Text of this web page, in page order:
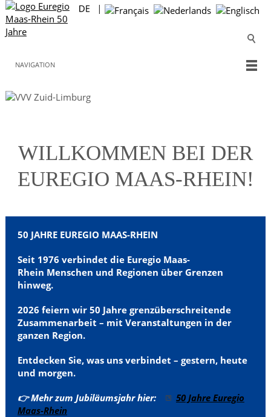
NAVIGATION
verbindet
WILLKOMMEN BEI DER
EUREGIO MAAS-RHEIN!
50 JAHRE EUREGIO MAAS-RHEIN
Seit 1976 verbindet die Euregio Maas-
Rhein Menschen und Regionen über Grenzen
hinweg.
2026 feiern wir 50 Jahre grenzüberschreitende
Zusammenarbeit – mit Veranstaltungen in der
ganzen Region.
Entdecken Sie, was uns verbindet – gestern, heute
und morgen.
👉 Mehr zum Jubiläumsjahr hier:
50 Jahre Euregio
Maas-Rhein